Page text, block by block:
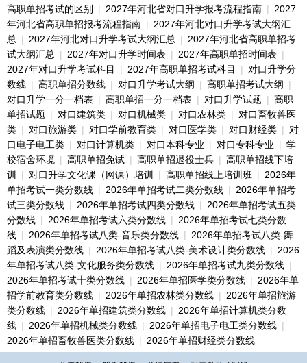
高职单招考试的区别
| 2027年河北省对口升学报考流程指南 | 2027
年河北省高职单招报考流程指南 | 2027年河北对口升学考试大纲汇
总 | 2027年河北对口升学考试大纲汇总 | 2027年河北省高职单招考
试大纲汇总 | 2027年对口升学时间表 | 2027年高职单招时间表 |
2027年对口升学考试科目
| 2027年高职单招考试科目 | 对口升学分
数线 | 高职单招分数线 | 对口升学考试大纲 | 高职单招考试大纲 |
对口升学一分一档表 | 高职单招一分一档表 | 对口升学试题 | 高职
单招试题 | 对口建筑类 | 对口机械类 | 对口农林类 | 对口畜牧兽医
类 | 对口旅游类 | 对口学前教育类 | 对口医学类 | 对口财经类 | 对
口电子电工类 | 对口计算机类 | 对口本科专业 | 对口专科专业 | 学
校宿舍环境 | 高职单招免试 | 高职单招退役士兵 | 高职单招线下培
训
| 对口升学文化课（网课）培训 | 高职单招线上培训班 | 2026年
单招考试一类分数线 | 2026年单招考试二类分数线 | 2026年单招考
试三类分数线 | 2026年单招考试四类分数线 | 2026年单招考试五类
分数线 | 2026年单招考试六类分数线 | 2026年单招考试七类分数
线 | 2026年单招考试八类-音乐类分数线 | 2026年单招考试八类-舞
蹈及表演类分数线 | 2026年单招考试八类-美术设计类分数线 | 2026
年单招考试八类-文化服务类分数线 | 2026年单招考试九类分数线 |
2026年单招考试十类分数线 | 2026年单招医学类分数线 | 2026年单
招学前教育类分数线 | 2026年单招农林类分数线 | 2026年单招旅游
类分数线 | 2026年单招建筑类分数线 | 2026年单招计算机类分数
线 | 2026年单招机械类分数线 | 2026年单招电子电工类分数线 |
2026年单招畜牧兽医类分数线 | 2026年单招财经类分数线